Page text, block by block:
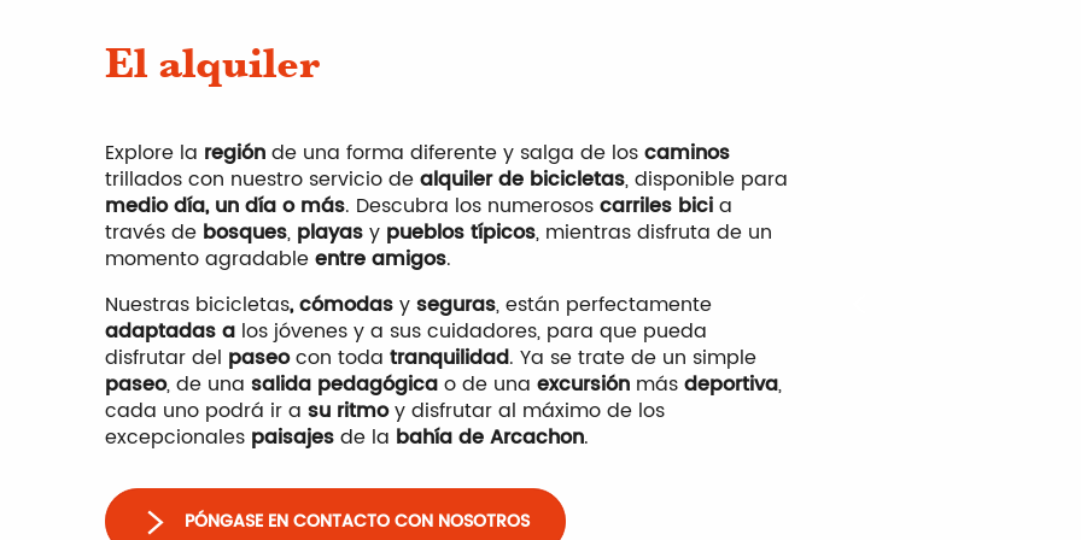
El alquiler
Explore la regiónde una forma diferente y salga de loscaminos
trillados con nuestro servicio dealquiler de bicicletas, disponible para
medio día, un día o más. Descubra los numerososcarriles bicia
través de bosques, playasy pueblos típicos, mientras disfruta de un
momento agradableentre amigos.
Nuestras bicicletas, cómodasyseguras, están perfectamente
adaptadas a los jóvenes y a sus cuidadores, para que pueda
disfrutar del paseocon toda tranquilidad. Ya se trate de un simple
paseo, de una salida pedagógicao de una excursión másdeportiva,
cada uno podrá ir a su ritmoy disfrutar al máximo de los
excepcionales paisajesde la bahía de Arcachon.
PÓNGASE EN CONTACTO CON NOSOTROS